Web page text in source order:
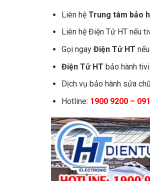
Liên hệ Trung tâm bảo
Liên hệ Điện Tử HT nếu
Gọi ngay Điện Tử HT
Điện Tử HT bảo hành
Dịch vụ bảo hành sửa
Hotline: 1900 9200 –